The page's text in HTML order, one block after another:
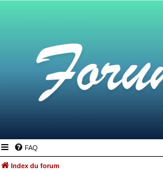
FAQ
Index du forum